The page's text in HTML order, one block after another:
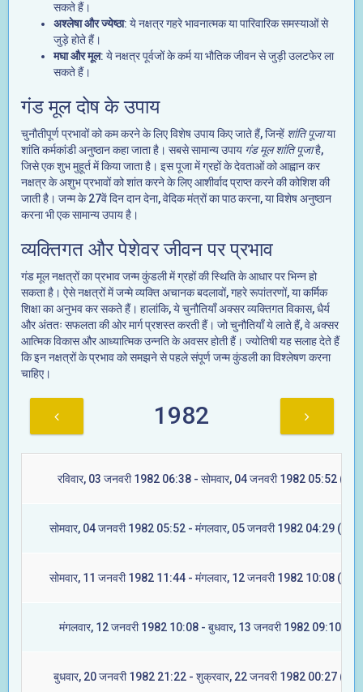
सकते हैं।
अश्लेषा और ज्येष्ठा: ये नक्षत्र गहरे भावनात्मक या पारिवारिक समस्याओं से
जुड़े होते हैं।
मघा और मूल: ये नक्षत्र पूर्वजों के कर्म या भौतिक जीवन से जुड़ी उलटफेर ला
सकते हैं।
गंड मूल दोष के उपाय
चुनौतीपूर्ण प्रभावों को कम करने के लिए विशेष उपाय किए जाते हैं, जिन्हें शांति पूजाया
शांति कर्मकांडी अनुष्ठान कहा जाता है। सबसे सामान्य उपाय गंड मूल शांति पूजाहै,
जिसे एक शुभ मुहूर्त में किया जाता है। इस पूजा में ग्रहों के देवताओं को आह्वान कर
नक्षत्र के अशुभ प्रभावों को शांत करने के लिए आशीर्वाद प्राप्त करने की कोशिश की
जाती है। जन्म के 27वें दिन दान देना, वेदिक मंत्रों का पाठ करना, या विशेष अनुष्ठान
करना भी एक सामान्य उपाय है।
व्यक्तिगत और पेशेवर जीवन पर प्रभाव
गंड मूल नक्षत्रों का प्रभाव जन्म कुंडली में ग्रहों की स्थिति के आधार पर भिन्न हो
सकता है। ऐसे नक्षत्रों में जन्मे व्यक्ति अचानक बदलावों, गहरे रूपांतरणों, या कर्मिक
शिक्षा का अनुभव कर सकते हैं। हालांकि, ये चुनौतियाँ अक्सर व्यक्तिगत विकास, धैर्य
और अंततः सफलता की ओर मार्ग प्रशस्त करती हैं। जो चुनौतियाँ ये लाते हैं, वे अक्सर
आत्मिक विकास और आध्यात्मिक उन्नति के अवसर होती हैं। ज्योतिषी यह सलाह देते हैं
कि इन नक्षत्रों के प्रभाव को समझने से पहले संपूर्ण जन्म कुंडली का विश्लेषण करना
चाहिए।
1982
रविवार, 03 जनवरी 1982 06:38 - सोमवार, 04 जनवरी 1982 05:52
सोमवार, 04 जनवरी 1982 05:52 - मंगलवार, 05 जनवरी 1982 04:29
सोमवार, 11 जनवरी 1982 11:44 - मंगलवार, 12 जनवरी 1982 10:08
मंगलवार, 12 जनवरी 1982 10:08 - बुधवार, 13 जनवरी 1982 09:10
बुधवार, 20 जनवरी 1982 21:22 - शुक्रवार, 22 जनवरी 1982 00:27